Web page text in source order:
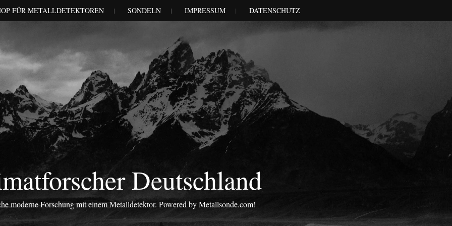
FÜR METALLDETEKTOREN SONDELN IMPRESSUM DATENSCHUTZ
Deutschland
moderne Forschung mit einem Metalldetektor. Powered by Metallsonde.com!